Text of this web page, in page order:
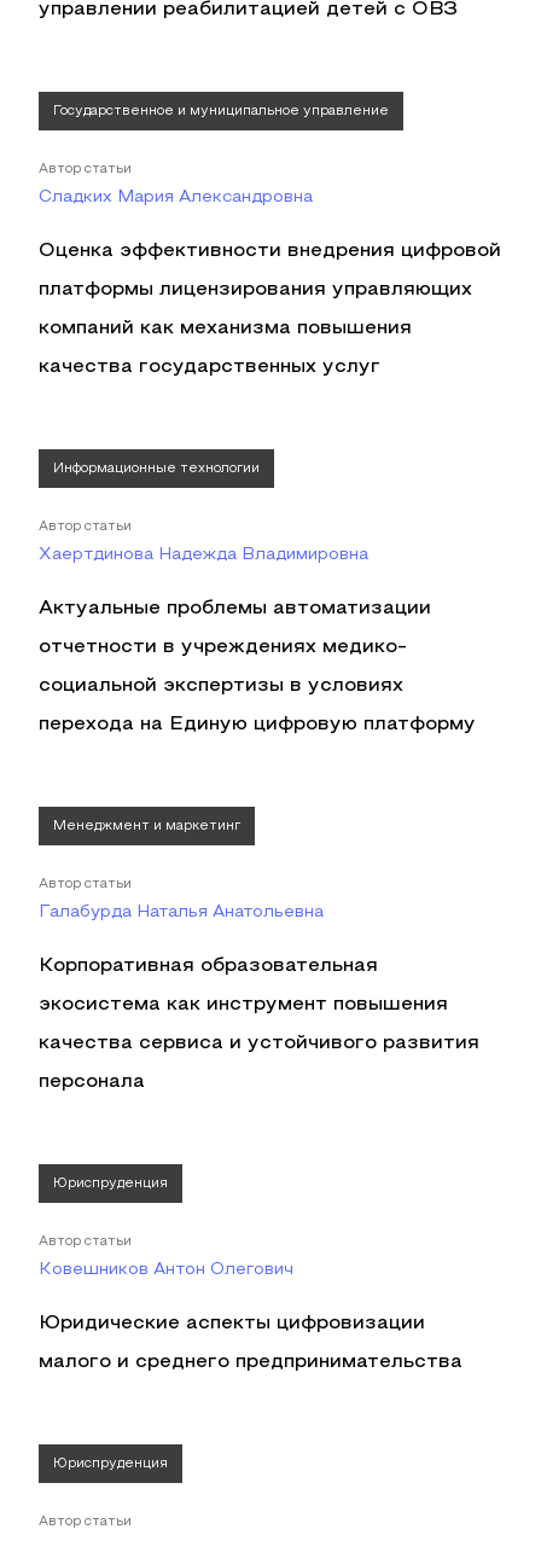
управлении реабилитацией детей с ОВЗ
Государственное и муниципальное управление
Автор статьи
Сладких Мария Александровна
Оценка эффективности внедрения цифровой
платформы лицензирования управляющих
компаний как механизма повышения
качества государственных услуг
Информационные технологии
Автор статьи
Хаертдинова Надежда Владимировна
Актуальные проблемы автоматизации
отчетности в учреждениях медико-
социальной экспертизы в условиях
перехода на Единую цифровую платформу
Менеджмент и маркетинг
Автор статьи
Галабурда Наталья Анатольевна
Корпоративная образовательная
экосистема как инструмент повышения
качества сервиса и устойчивого развития
персонала
Юриспруденция
Автор статьи
Ковешников Антон Олегович
Юридические аспекты цифровизации
малого и среднего предпринимательства
Юриспруденция
Автор статьи